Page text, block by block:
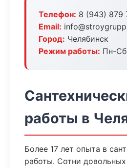
Телефон: 8 (943) 879
Email:
Город: Челябинск
Режим работы: Пн-
работы в
Более 17 лет опыта в
работы. Сотни довольных